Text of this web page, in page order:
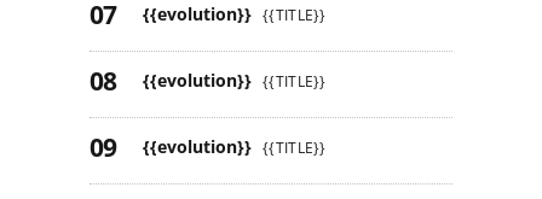
{{evolution}} {{TITLE}}
{{evolution}} {{TITLE}}
{{evolution}} {{TITLE}}